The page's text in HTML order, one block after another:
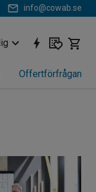
info@cowab.se
Offertförfrågan